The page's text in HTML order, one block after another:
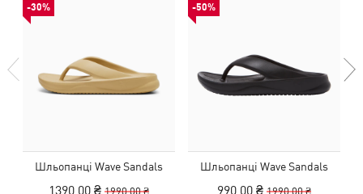
-30%
Шльопанці Wave Sandals
1390,00 ₴ 1990,00 ₴
-50%
Шльопанці Wave Sandals
990,00 ₴ 1990,00 ₴